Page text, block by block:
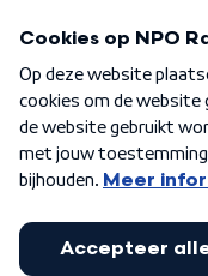
Algemene